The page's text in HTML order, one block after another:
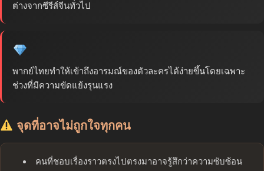
ต่างจากซีรีส์จีนทั่วไป
พากย์ไทยทำให้เข้าถึงอารมณ์ของตัวละครได้ง่ายขึ้นโดยเฉพาะ
ช่วงที่มีความขัดแย้งรุนแรง
จุดที่อาจไม่ถูกใจทุกคน
คนที่ชอบเรื่องราวตรงไปตรงมาอาจรู้สึกว่าความซับซ้อน